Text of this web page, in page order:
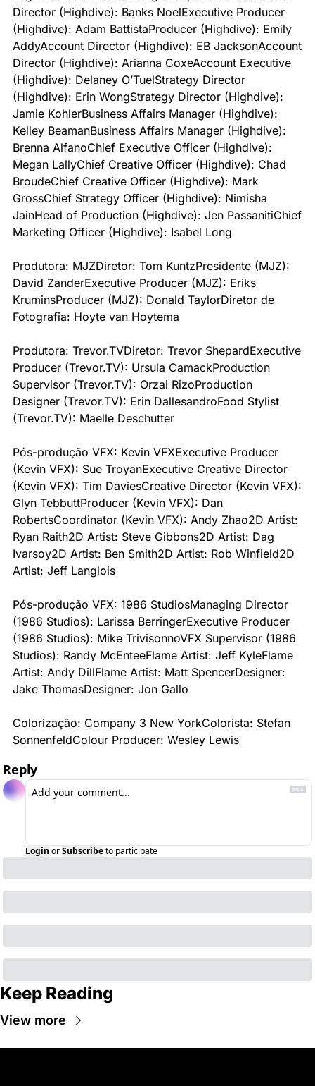
Director (Highdive): Banks NoelExecutive Producer
(Highdive): Adam BattistaProducer (Highdive): Emily
AddyAccount Director (Highdive): EB JacksonAccount
Director (Highdive): Arianna CoxeAccount Executive
(Highdive): Delaney O’TuelStrategy Director
(Highdive): Erin WongStrategy Director (Highdive):
Jamie KohlerBusiness Affairs Manager (Highdive):
Kelley BeamanBusiness Affairs Manager (Highdive):
Brenna AlfanoChief Executive Officer (Highdive):
Megan LallyChief Creative Officer (Highdive): Chad
BroudeChief Creative Officer (Highdive): Mark
GrossChief Strategy Officer (Highdive): Nimisha
JainHead of Production (Highdive): Jen PassanitiChief
Marketing Officer (Highdive): Isabel Long
Produtora: MJZDiretor: Tom KuntzPresidente (MJZ):
David ZanderExecutive Producer (MJZ): Eriks
KruminsProducer (MJZ): Donald TaylorDiretor de
Fotografia: Hoyte van Hoytema
Produtora: Trevor.TVDiretor: Trevor ShepardExecutive
Producer (Trevor.TV): Ursula CamackProduction
Supervisor (Trevor.TV): Orzai RizoProduction
Designer (Trevor.TV): Erin DallesandroFood Stylist
(Trevor.TV): Maelle Deschutter
Pós-produção VFX: Kevin VFXExecutive Producer
(Kevin VFX): Sue TroyanExecutive Creative Director
(Kevin VFX): Tim DaviesCreative Director (Kevin VFX):
Glyn TebbuttProducer (Kevin VFX): Dan
RobertsCoordinator (Kevin VFX): Andy Zhao2D Artist:
Ryan Raith2D Artist: Steve Gibbons2D Artist: Dag
Ivarsoy2D Artist: Ben Smith2D Artist: Rob Winfield2D
Artist: Jeff Langlois
Pós-produção VFX: 1986 StudiosManaging Director
(1986 Studios): Larissa BerringerExecutive Producer
(1986 Studios): Mike TrivisonnoVFX Supervisor (1986
Studios): Randy McEnteeFlame Artist: Jeff KyleFlame
Artist: Andy DillFlame Artist: Matt SpencerDesigner:
Jake ThomasDesigner: Jon Gallo
Colorização: Company 3 New YorkColorista: Stefan
SonnenfeldColour Producer: Wesley Lewis
Reply
Login orSubscribeto participate
Keep Reading
View more